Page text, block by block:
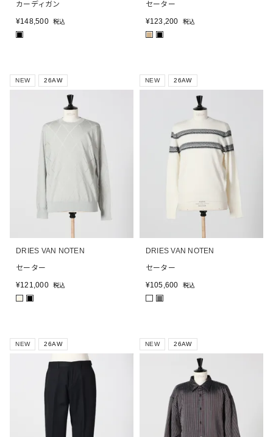
カーディガン
¥148,500 税込
■
セーター
¥123,200 税込
■ ■
NEW 26AW
DRIES VAN NOTEN
セーター
¥121,000 税込
■ ■
NEW 26AW
DRIES VAN NOTEN
セーター
¥105,600 税込
■
NEW 26AW NEW 26AW